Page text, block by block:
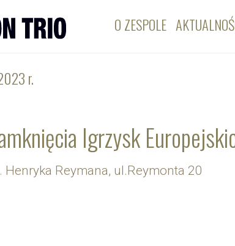
O ZESPOLE
r.
Igrzysk
Reymana, ul.Reymonta 20